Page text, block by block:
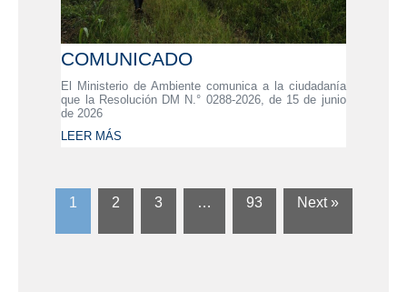
COMUNICADO
El Ministerio de Ambiente comunica a la ciudadanía
que la Resolución DM N.° 0288-2026, de 15 de junio
de 2026
LEER MÁS
1 2 3 … 93 Next »